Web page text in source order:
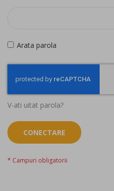
Arata parola
CONECTARE
V-ati uitat parola?